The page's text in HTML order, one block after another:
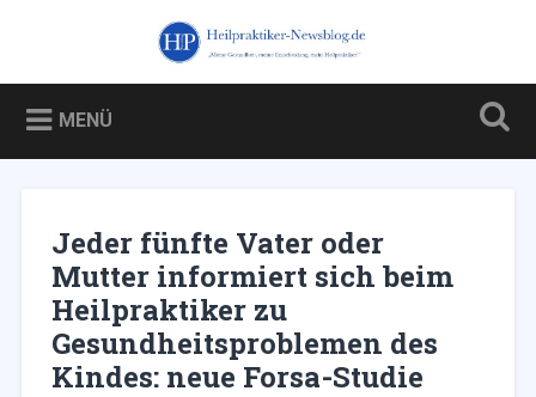
Heilpraktiker-Newsblog.de
Blog über und für Heilpraktiker – und über die Kampagne
gegen sie
MENÜ
Jeder fünfte Vater oder
Mutter informiert sich beim
Heilpraktiker zu
Gesundheitsproblemen des
Kindes: neue Forsa-Studie